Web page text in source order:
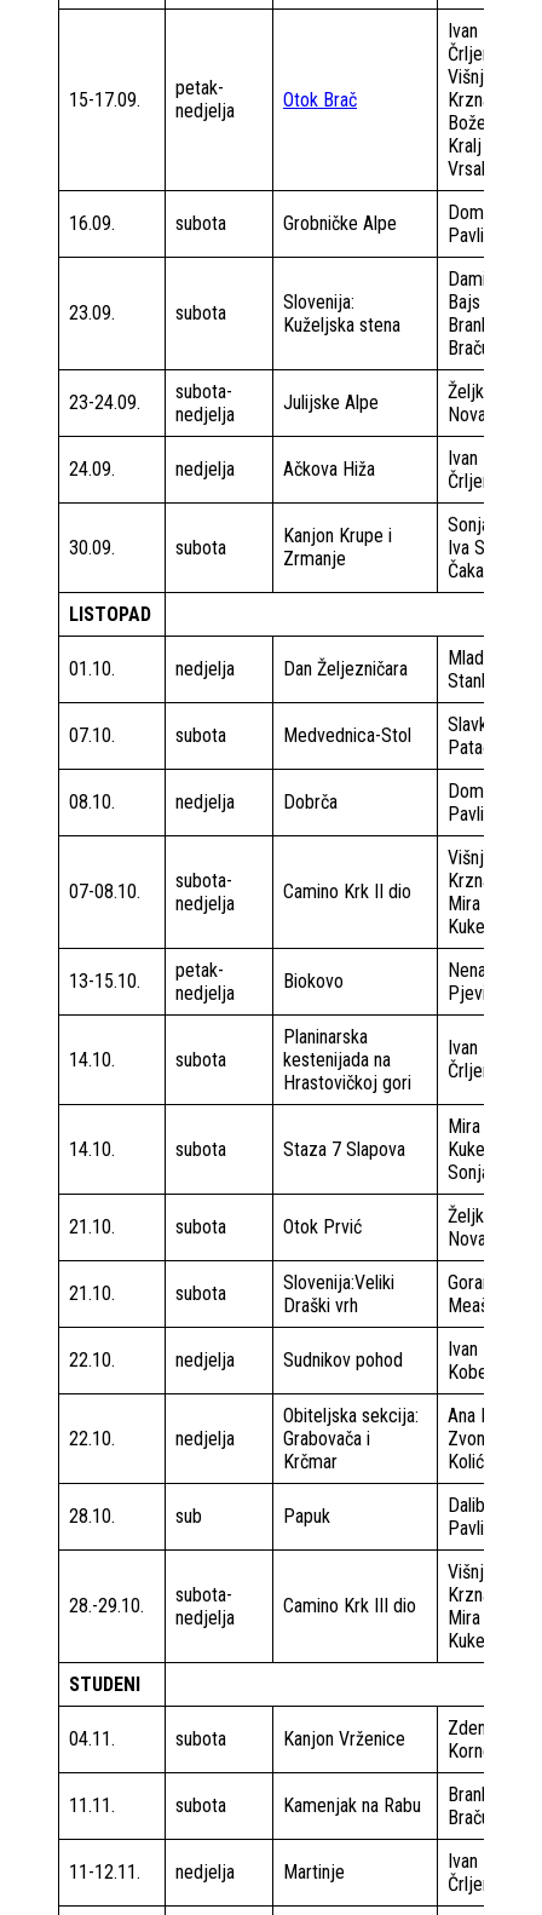
15-17.09.
petak-
nedjelja
Otok Brač
Ivan
Črljenec
Višnja
Krznarić
Božena
Kralj
Vrsalović
16.09. subota Grobničke Alpe
Domagoj
Pavlin
23.09. subota
Slovenija:
Kuželjska stena
Damir
Bajs
Brankica
Bračun
23-24.09.
subota-
nedjelja
Julijske Alpe
Željko
Novak
24.09. nedjelja Ačkova Hiža
Ivan
Črljenec
30.09. subota
Kanjon Krupe i
Zrmanje
Sonja Šikić
Iva Saćer
Čakarun
LISTOPAD
01.10. nedjelja Dan Željezničara
Mladen
Stanković
07.10. subota Medvednica-Stol
Slavko
Patačko
08.10. nedjelja Dobrča
Domagoj
Pavlin
07-08.10.
subota-
nedjelja
Camino Krk II dio
Višnja
Krznarić
Mira
Kukec
13-15.10.
petak-
nedjelja
Biokovo
Nenad
Pjević
14.10. subota
Planinarska
kestenijada na
Hrastovičkoj gori
Ivan
Črljenec
14.10. subota Staza 7 Slapova
Mira
Kukec
Sonja Šikić
21.10. subota Otok Prvić
Željko
Novak
21.10. subota
Slovenija:Veliki
Draški vrh
Goran
Meašić
22.10. nedjelja Sudnikov pohod
Ivan
Kobeščak
22.10. nedjelja
Obiteljska sekcija:
Grabovača i
Krčmar
Ana Milin
Zvonko
Kolić
28.10. sub Papuk
Daliborka
Pavlin
28.-29.10.
subota-
nedjelja
Camino Krk III dio
Višnja
Krznarić
Mira
Kukec
STUDENI
04.11. subota Kanjon Vrženice
Zdenko
Kornet
11.11. subota Kamenjak na Rabu
Brankica
Bračun
11-12.11. nedjelja Martinje
Ivan
Črljenec